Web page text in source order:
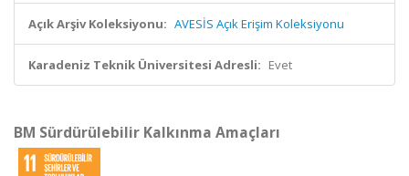
Açık Arşiv Koleksiyonu: AVESİS Açık Erişim Koleksiyonu
Karadeniz Teknik Üniversitesi Adresli: Evet
BM Sürdürülebilir Kalkınma Amaçları